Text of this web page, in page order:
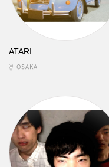
ATARI
OSAKA